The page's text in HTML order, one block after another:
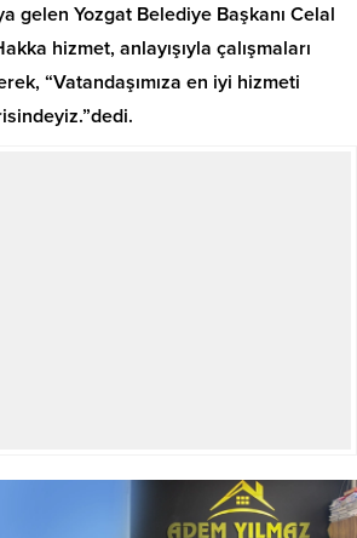
gelen Yozgat Belediye Başkanı Celal
hizmet, anlayışıyla çalışmaları
“Vatandaşımıza en iyi hizmeti